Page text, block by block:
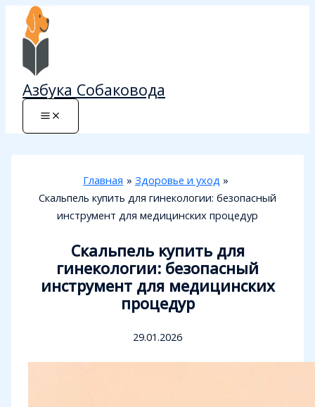
Перейти
содержимому
Азбука Собаковода
Главная
Здоровье и уход
Скальпель купить для гинекологии: безопасный
инструмент для медицинских процедур
Скальпель купить для
гинекологии: безопасный
инструмент для медицинских
процедур
29.01.2026